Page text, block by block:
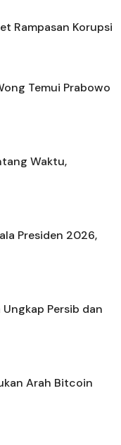
Rampasan Korupsi
Temui Prabowo
Waktu,
Presiden 2026,
Persib dan
Arah Bitcoin